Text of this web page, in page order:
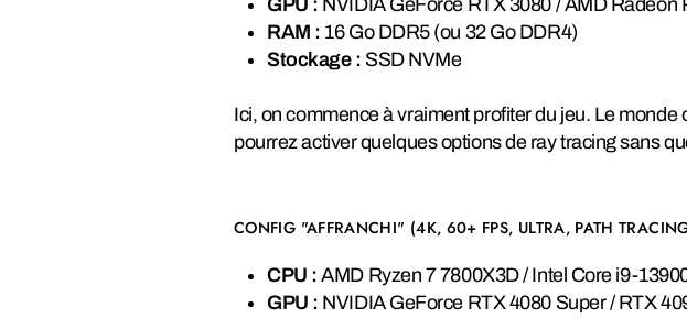
GPU : NVIDIA GeForce RTX 3080 / AMD Radeon
RAM : 16 Go DDR5 (ou 32 Go DDR4)
Stockage : SSD NVMe
Ici, on commence à vraiment profiter du jeu. Le
pourrez activer quelques options de ray tracing sans
CONFIG "AFFRANCHI" (4K, 60+ FPS, ULTRA, PATH
CPU : AMD Ryzen 7 7800X3D / Intel Core i9-
GPU : NVIDIA GeForce RTX 4080 Super / RTX